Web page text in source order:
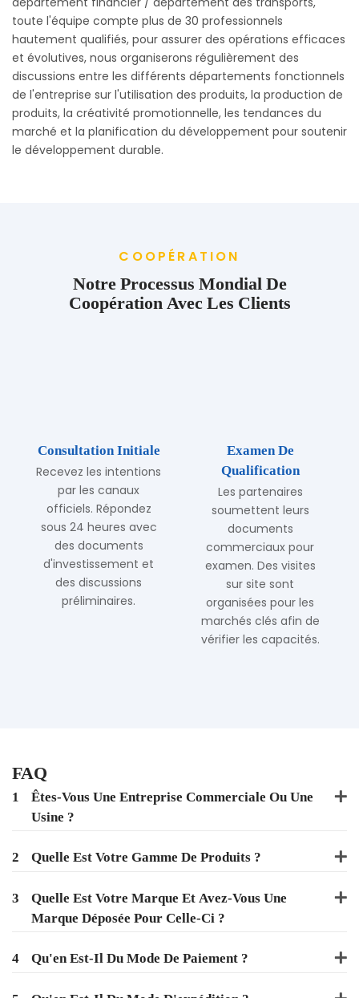
toute l'équipe compte plus de 30 professionnels
hautement qualifiés, pour assurer des opérations efficaces
et évolutives, nous organiserons régulièrement des
discussions entre les différents départements fonctionnels
de l'entreprise sur l'utilisation des produits, la production de
produits, la créativité promotionnelle, les tendances du
marché et la planification du développement pour soutenir
le développement durable.
COOPÉRATION
Notre Processus Mondial De
Coopération Avec Les Clients
Consultation Initiale
Recevez les intentions
par les canaux
officiels. Répondez
sous 24 heures avec
des documents
d'investissement et
des discussions
préliminaires.
Examen De
Qualification
Les partenaires
soumettent leurs
documents
commerciaux pour
examen. Des visites
sur site sont
organisées pour les
marchés clés afin de
vérifier les capacités.
FAQ
1
Êtes-Vous Une Entreprise Commerciale Ou Une
Usine ?
2 Quelle Est Votre Gamme De Produits ?
3
Quelle Est Votre Marque Et Avez-Vous Une
Marque Déposée Pour Celle-Ci ?
4 Qu'en Est-Il Du Mode De Paiement ?